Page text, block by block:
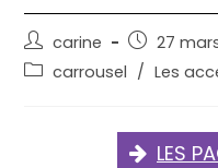
Auteur/autrice
de
carine
Publication
publiée :
27
Postcarrousel / Les
LES